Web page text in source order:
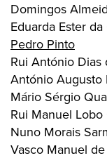
Domingos
Eduarda Ester
Pedro Pinto
Rui António Dias
António Augusto
Mário Sérgio
Rui Manuel
Nuno Morais
Vasco Manuel